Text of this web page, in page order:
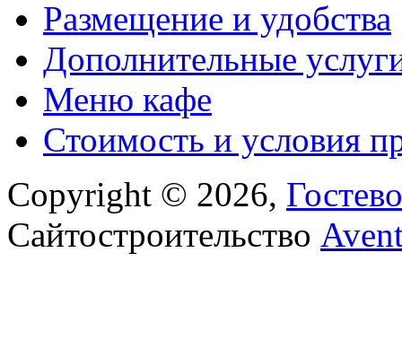
Размещение и удобства
Дополнительные
Меню кафе
Стоимость и условия
Copyright © 2026,
Сайтостроительство